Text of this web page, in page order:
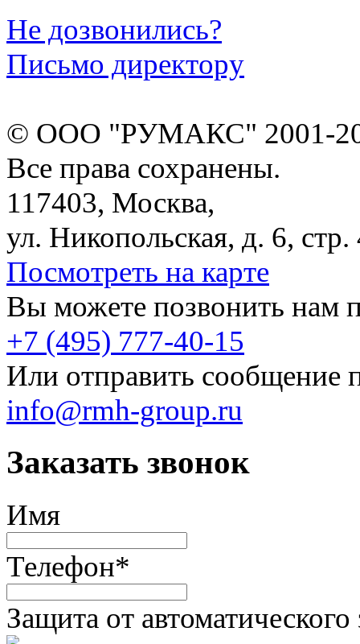
Не дозвонились?
Письмо директору
© ООО "РУМАКС" 2001-
Все права сохранены.
117403, Москва,
ул. Никопольская, д. 6, стр.
Посмотреть на карте
Вы можете позвонить нам
+7 (495) 777-40-15
Или отправить сообщение
info@rmh-group.ru
Заказать звонок
Имя
Телефон*
Защита от